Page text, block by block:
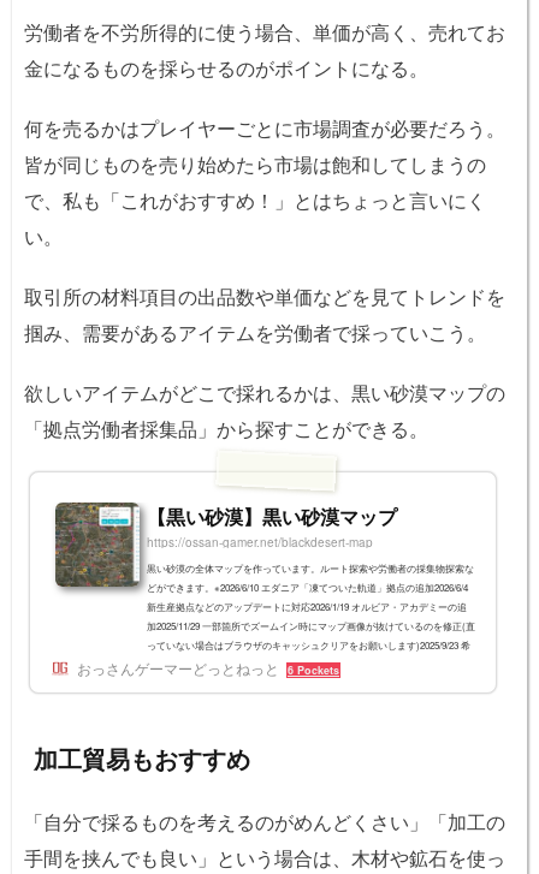
労働者を不労所得的に使う場合、単価が高く、売れてお
金になるものを採らせるのがポイントになる。
何を売るかはプレイヤーごとに市場調査が必要だろう。
皆が同じものを売り始めたら市場は飽和してしまうの
で、私も「これがおすすめ！」とはちょっと言いにく
い。
取引所の材料項目の出品数や単価などを見てトレンドを
掴み、需要があるアイテムを労働者で採っていこう。
欲しいアイテムがどこで採れるかは、黒い砂漠マップの
「拠点労働者採集品」から探すことができる。
【黒い砂漠】黒い砂漠マップ
https://ossan-gamer.net/blackdesert-map
黒い砂漠の全体マップを作っています。ルート探索や労働者の採集物探索な
どができます。※2026/6/10 エダニア「凍てついた軌道」拠点の追加2026/6/4
新生産拠点などのアップデートに対応2026/1/19 オルビア・アカデミーの追
加2025/11/29 一部箇所でズームイン時にマップ画像が抜けているのを修正(直
っていない場合はブラウザのキャッシュクリアをお願いします)2025/9/23 希
望渡し場 - ハルマド島間を修正2025/8/25 大暗斑の拠点名を修正2025/8/21 エ
おっさんゲーマーどっとねっと 6 Pockets
加工貿易もおすすめ
「自分で採るものを考えるのがめんどくさい」「加工の
手間を挟んでも良い」という場合は、木材や鉱石を使っ